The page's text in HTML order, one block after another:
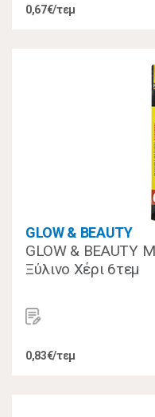
0,67€/τεμ
GLOW & BEAUTY
GLOW & BEAUTY
Ξύλινο Χέρι 6τεμ
0,83€/τεμ